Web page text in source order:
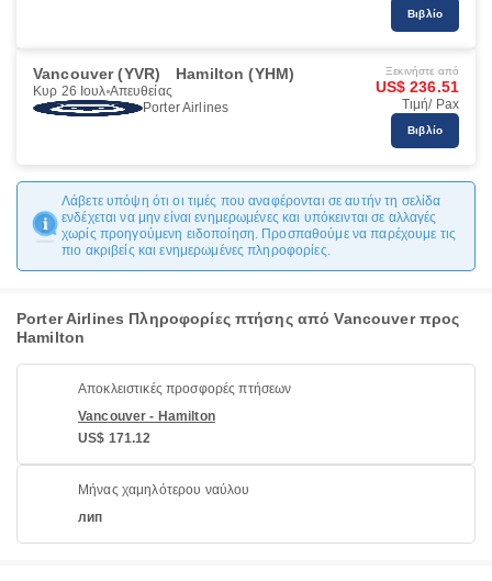
Βιβλίο
Vancouver (YVR) Hamilton (YHM)
Κυρ 26 Ιουλ Απευθείας
Porter Airlines
Ξεκινήστε από
US$ 236.51
Τιμή/ Pax
Βιβλίο
Λάβετε υπόψη ότι οι τιμές που αναφέρονται σε αυτήν τη σελίδα
ενδέχεται να μην είναι ενημερωμένες και υπόκεινται σε αλλαγές
χωρίς προηγούμενη ειδοποίηση. Προσπαθούμε να παρέχουμε τις
πιο ακριβείς και ενημερωμένες πληροφορίες.
Porter Airlines Πληροφορίες πτήσης από Vancouver προς
Hamilton
Αποκλειστικές προσφορές πτήσεων
Vancouver - Hamilton
US$ 171.12
Μήνας χαμηλότερου ναύλου
лип